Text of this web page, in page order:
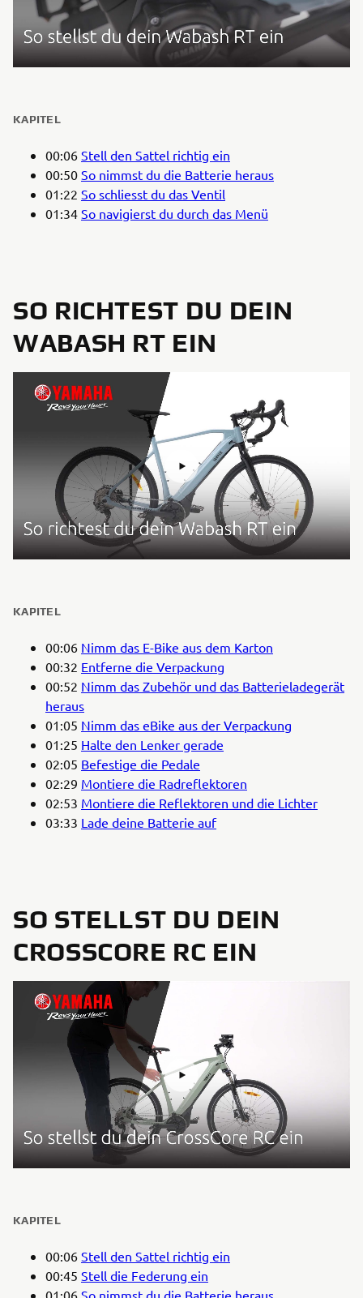
KAPITEL
00:06 Stell den Sattel richtig ein
00:50 So nimmst du die Batterie heraus
01:22 So schliesst du das Ventil
01:34 So navigierst du durch das Menü
SO RICHTEST DU DEIN
WABASH RT EIN
KAPITEL
00:06 Nimm das E-Bike aus dem Karton
00:32 Entferne die Verpackung
00:52 Nimm das Zubehör und das Batterieladegerät
heraus
01:05 Nimm das eBike aus der Verpackung
01:25 Halte den Lenker gerade
02:05 Befestige die Pedale
02:29 Montiere die Radreflektoren
02:53 Montiere die Reflektoren und die Lichter
03:33 Lade deine Batterie auf
SO STELLST DU DEIN
CROSSCORE RC EIN
KAPITEL
00:06 Stell den Sattel richtig ein
00:45 Stell die Federung ein